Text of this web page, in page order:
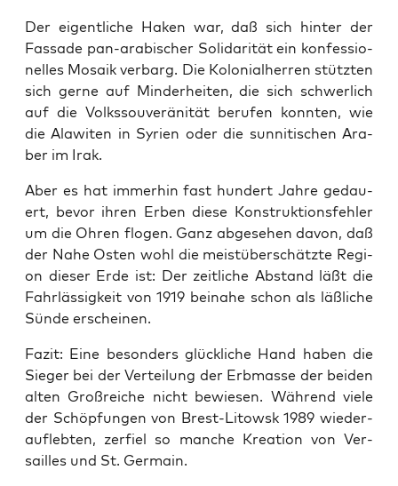
Der eigent­li­che Haken war, daß sich hin­ter der
Fas­sa­de pan-ara­bi­scher Soli­da­ri­tät ein kon­fes­sio­
nel­les Mosa­ik ver­barg. Die Kolo­ni­al­her­ren stütz­ten
sich ger­ne auf Min­der­hei­ten, die sich schwer­lich
auf die Volks­sou­ve­rä­ni­tät beru­fen konn­ten, wie
die Ala­wi­ten in Syri­en oder die sun­ni­ti­schen Ara­
ber im Irak.
Aber es hat immer­hin fast hun­dert Jah­re gedau­
ert, bevor ihren Erben die­se Kon­struk­ti­ons­feh­ler
um die Ohren flo­gen. Ganz abge­se­hen davon, daß
der Nahe Osten wohl die mei­st­über­schätz­te Regi­
on die­ser Erde ist: Der zeit­li­che Abstand läßt die
Fahr­läs­sig­keit von 1919 bei­na­he schon als läß­li­che
Sün­de erscheinen.
Fazit: Eine beson­ders glück­li­che Hand haben die
Sie­ger bei der Ver­tei­lung der Erb­mas­se der bei­den
alten Groß­rei­che nicht bewie­sen. Wäh­rend vie­le
der Schöp­fun­gen von Brest-Litowsk 1989 wie­der­
auf­leb­ten, zer­fiel so man­che Krea­ti­on von Ver­
sailles und St. Germain.